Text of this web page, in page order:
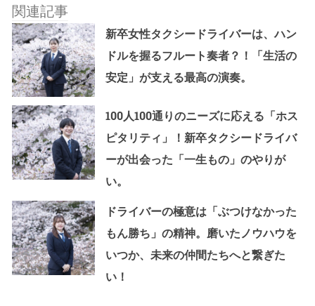
関連記事
新卒女性タクシードライバーは、ハン
ドルを握るフルート奏者？！「生活の
安定」が支える最高の演奏。
100人100通りのニーズに応える「ホス
ピタリティ」！新卒タクシードライバ
ーが出会った「一生もの」のやりが
い。
ドライバーの極意は「ぶつけなかった
もん勝ち」の精神。磨いたノウハウを
いつか、未来の仲間たちへと繋ぎた
い！